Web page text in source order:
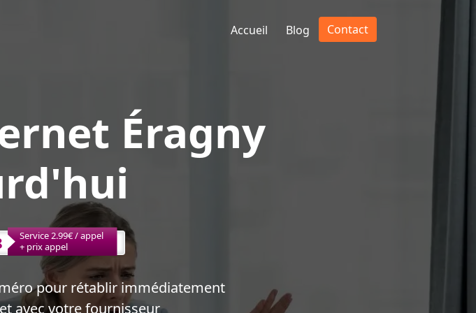
Accueil Blog Contact
Éragny
Service 2.99€ / appel
+ prix appel
pour rétablir immédiatement
avec votre fournisseur